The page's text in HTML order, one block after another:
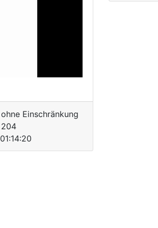
ohne Einschränkung
204
01:14:20